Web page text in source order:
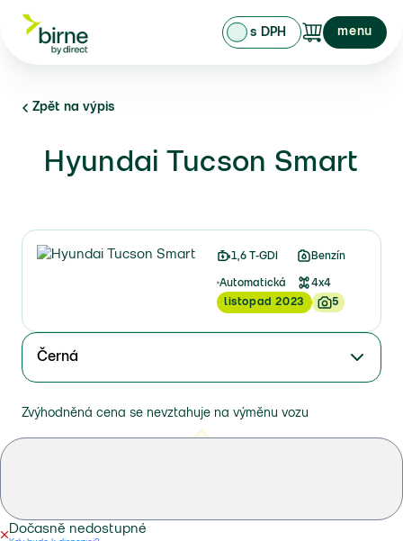
s DPH menu
Zpět na výpis
Hyundai Tucson Smart
1,6 T-GDI Benzín
Automatická
4x4
listopad 2023
5
Černá
Zvýhodněná cena se nevztahuje na výměnu vozu
Dočasně nedostupné